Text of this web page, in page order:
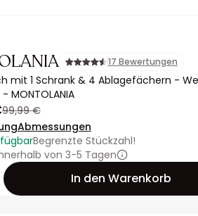
17 Bewertungen
mit 1 Schrank & 4 Ablagefächern -
MONTOLANIA
99,99 €
Abmessungen
Begrenzte Stückzahl!
von 3-5 Tagen
In den Warenkorb